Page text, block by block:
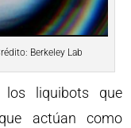
Berkeley Lab
liquibots que
actúan como